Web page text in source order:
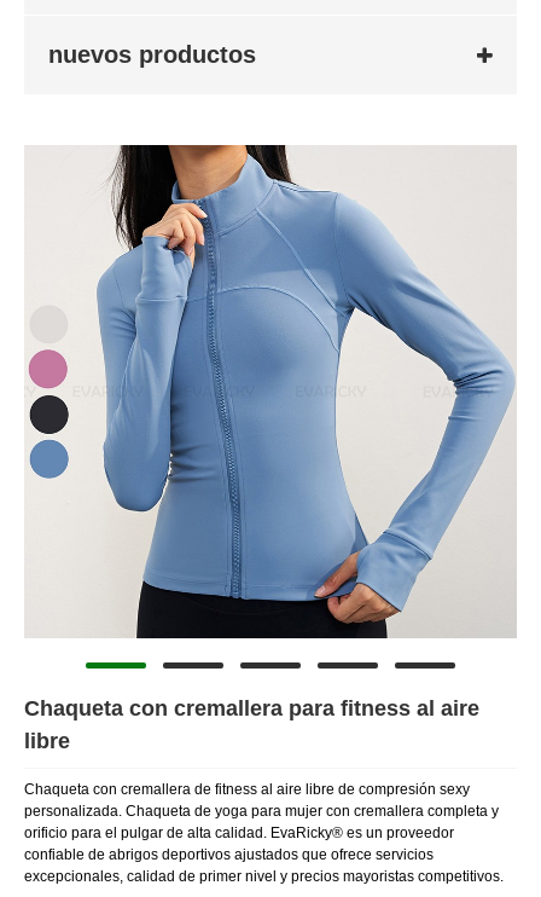
nuevos productos
Chaqueta con cremallera para fitness al aire
libre
Chaqueta con cremallera de fitness al aire libre de compresión sexy
personalizada. Chaqueta de yoga para mujer con cremallera completa y
orificio para el pulgar de alta calidad. EvaRicky® es un proveedor
confiable de abrigos deportivos ajustados que ofrece servicios
excepcionales, calidad de primer nivel y precios mayoristas competitivos.